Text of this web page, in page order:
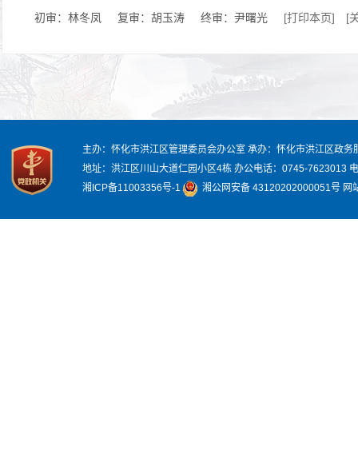
初审：林冬凤 复审：胡玉涛 终审：尹曙光 [打印本页] [
主办：怀化市洪江区管理委员会办公室 承办：怀化市洪江区政务
地址：洪江区川山大道仁园小区4栋 办公电话：0745-7623013
湘ICP备11003356号-1
湘公网安备 43120202000051号 网